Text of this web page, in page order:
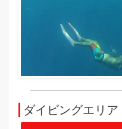
ダイビングエリア